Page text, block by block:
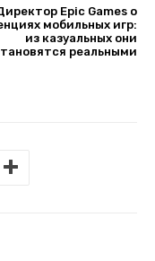
Epic Games о
мобильных игр:
из казуальных они
реальными